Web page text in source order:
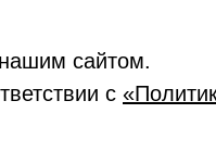
сайтом.
с